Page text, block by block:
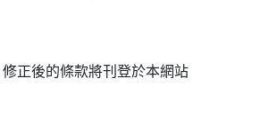
正後的條款將刊登於本網站